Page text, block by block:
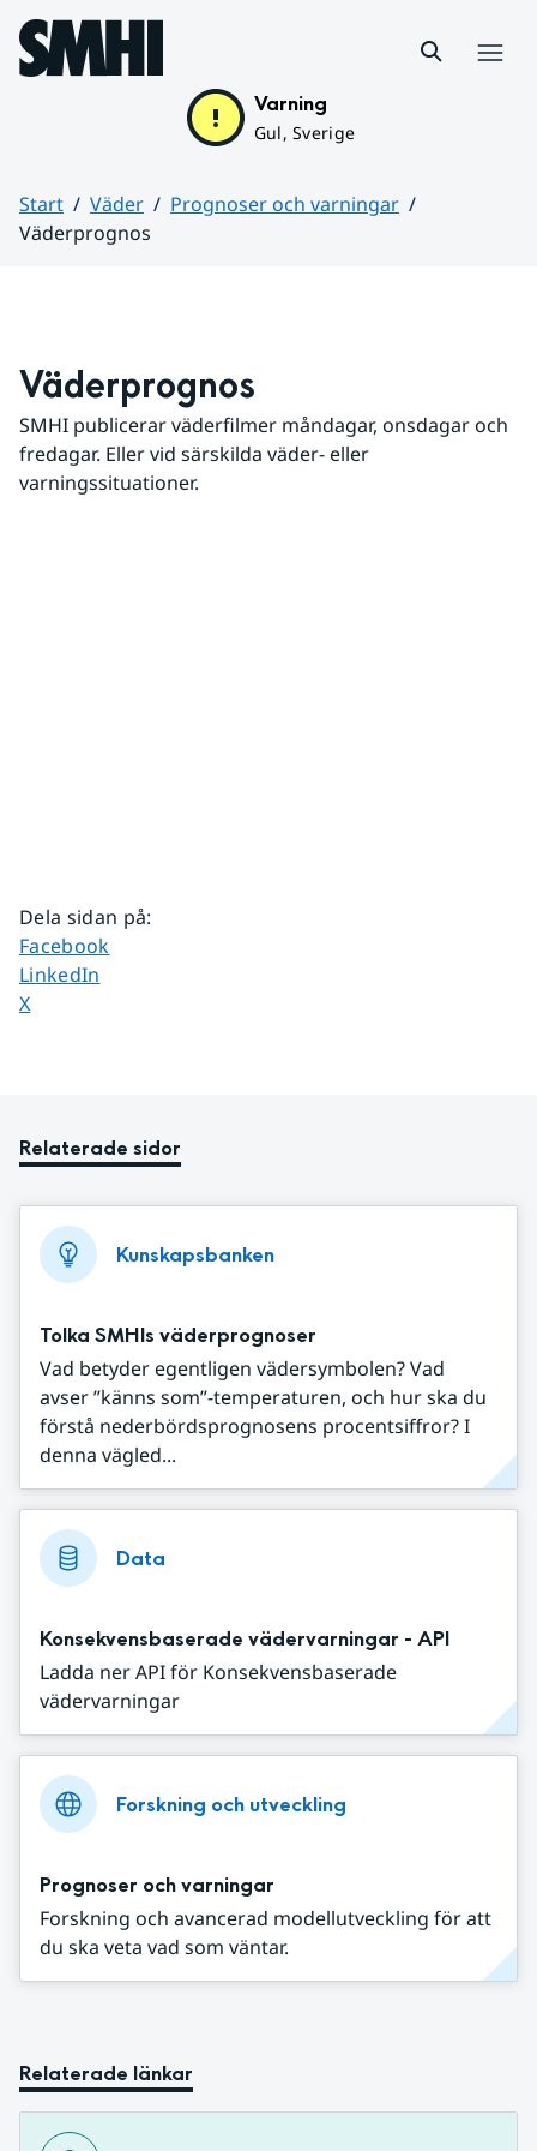
Hoppa till sidans innehåll
Varning
Gul, Sverige
Start Väder
Prognoser och varningar
Väderprognos
Väderprognos
SMHI publicerar väderfilmer måndagar, onsdagar och
fredagar. Eller vid särskilda väder- eller
varningssituationer.
Dela sidan på:
Dela sidan på
Facebook
Dela sidan på
LinkedIn
Dela sidan på
X
Relaterade sidor
Kunskapsbanken
Tolka SMHIs väderprognoser
Vad betyder egentligen vädersymbolen? Vad
avser ”känns som”-temperaturen, och hur ska du
förstå nederbördsprognosens procentsiffror? I
denna vägled...
Data
Konsekvensbaserade vädervarningar - API
Ladda ner API för Konsekvensbaserade
vädervarningar
Forskning och utveckling
Prognoser och varningar
Forskning och avancerad modellutveckling för att
du ska veta vad som väntar.
Relaterade länkar